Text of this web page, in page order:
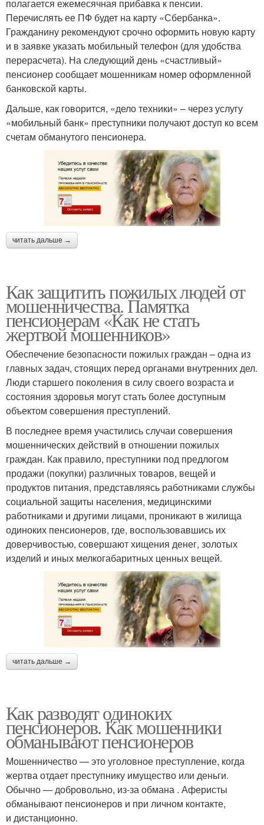
полагается ежемесячная прибавка к пенсии.
Перечислять ее ПФ будет на карту «Сбербанка».
Гражданину рекомендуют срочно оформить новую карту
и в заявке указать мобильный телефон (для удобства
перерасчета). На следующий день «счастливый»
пенсионер сообщает мошенникам номер оформленной
банковской карты.
Дальше, как говорится, «дело техники» – через услугу
«мобильный банк» преступники получают доступ ко всем
счетам обманутого пенсионера.
читать дальше →
Как защитить пожилых людей от
мошенничества. Памятка
пенсионерам «Как не стать
жертвой мошенников»
Обеспечение безопасности пожилых граждан – одна из
главных задач, стоящих перед органами внутренних дел.
Люди старшего поколения в силу своего возраста и
состояния здоровья могут стать более доступным
объектом совершения преступлений.
В последнее время участились случаи совершения
мошеннических действий в отношении пожилых
граждан. Как правило, преступники под предлогом
продажи (покупки) различных товаров, вещей и
продуктов питания, представляясь работниками службы
социальной защиты населения, медицинскими
работниками и другими лицами, проникают в жилища
одиноких пенсионеров, где, воспользовавшись их
доверчивостью, совершают хищения денег, золотых
изделий и иных мелкогабаритных ценных вещей.
читать дальше →
Как разводят одиноких
пенсионеров. Как мошенники
обманывают пенсионеров
Мошенничество — это уголовное преступление, когда
жертва отдает преступнику имущество или деньги.
Обычно — добровольно, из-за обмана . Аферисты
обманывают пенсионеров и при личном контакте,
и дистанционно.